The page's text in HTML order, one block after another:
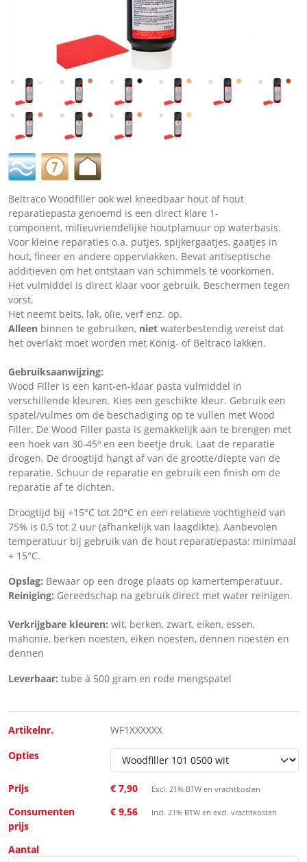
Beltraco Woodfiller ook wel kneedbaar hout of hout
reparatiepasta genoemd is een direct klare 1-
component, milieuvriendelijke houtplamuur op waterbasis.
Voor kleine reparaties o.a. putjes, spijkergaatjes, gaatjes in
hout, fineer en andere oppervlakken. Bevat antiseptische
additieven om het ontstaan van schimmels te voorkomen.
Het vulmiddel is direct klaar voor gebruik. Beschermen tegen
vorst.
Het neemt beits, lak, olie, verf enz. op.
Alleen binnen te gebruiken, niet waterbestendig vereist dat
het overlakt moet worden met König- of Beltraco lakken.
Gebruiksaanwijzing:
Wood Filler is een kant-en-klaar pasta vulmiddel in
verschillende kleuren. Kies een geschikte kleur. Gebruik een
spatel/vulmes om de beschadiging op te vullen met Wood
Filler. De Wood Filler pasta is gemakkelijk aan te brengen met
een hoek van 30-45º en een beetje druk. Laat de reparatie
drogen. De droogtijd hangt af van de grootte/diepte van de
reparatie. Schuur de reparatie en gebruik een finish om de
reparatie af te dichten.
Droogtijd bij +15°C tot 20°C en een relatieve vochtigheid van
75% is 0,5 tot 2 uur (afhankelijk van laagdikte). Aanbevolen
temperatuur bij gebruik van de hout reparatiepasta: minimaal
+ 15°C.
Opslag: Bewaar op een droge plaats op kamertemperatuur.
Reiniging: Gereedschap na gebruik direct met water reinigen.
Verkrijgbare kleuren: wit, berken, zwart, eiken, essen,
mahonie, berken noesten, eiken noesten, dennen noesten en
dennen
Leverbaar: tube à 500 gram en rode mengspatel
Artikelnr.
WF1XXXXXX
Opties
Prijs € 7,90 Excl. 21% BTW en vrachtkosten
Consumenten
prijs
€ 9,56 Incl. 21% BTW en excl. vrachtkosten
Aantal